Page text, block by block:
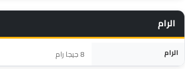
الرام
المواصفة
الرام 8 جيجا رام